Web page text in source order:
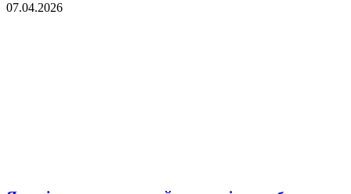
07.04.2026